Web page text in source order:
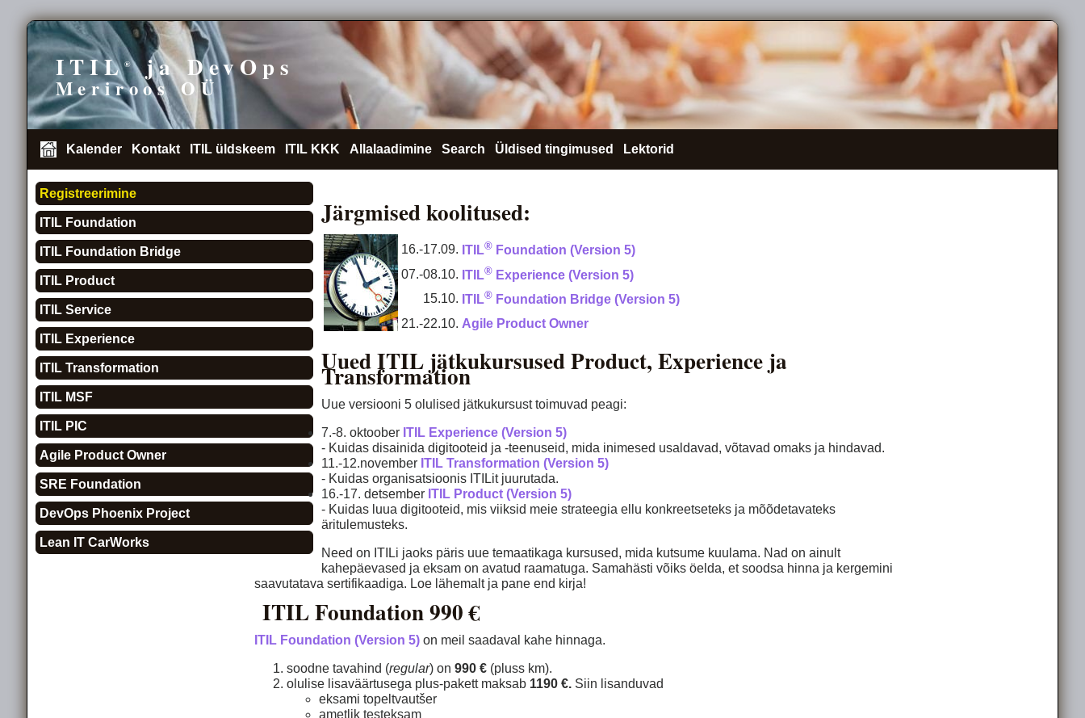
ITIL®ja DevOps
Meriroos OÜ
Kalender Kontakt ITIL üldskeem ITIL KKK Allalaadimine Search Üldised tingimused Lektorid
Registreerimine
ITIL Foundation
ITIL Foundation Bridge
ITIL Product
ITIL Service
ITIL Experience
ITIL Transformation
ITIL MSF
ITIL PIC
Agile Product Owner
SRE Foundation
DevOps Phoenix Project
Lean IT CarWorks
Järgmised koolitused:
16.-17.09. ITIL® Foundation (Version 5)
07.-08.10. ITIL® Experience (Version 5)
15.10. ITIL® Foundation Bridge (Version 5)
21.-22.10. Agile Product Owner
Uued ITIL jätkukursused Product, Experience ja
Transformation
Uue versiooni 5 olulised jätkukursust toimuvad peagi:
7.-8. oktoober ITIL Experience (Version 5)
- Kuidas disainida digitooteid ja -teenuseid, mida inimesed usaldavad, võtavad omaks ja hindavad.
11.-12.november ITIL Transformation (Version 5)
- Kuidas organisatsioonis ITILit juurutada.
16.-17. detsember ITIL Product (Version 5)
- Kuidas luua digitooteid, mis viiksid meie strateegia ellu konkreetseteks ja mõõdetavateks
äritulemusteks.
Need on ITILi jaoks päris uue temaatikaga kursused, mida kutsume kuulama. Nad on ainult
kahepäevased ja eksam on avatud raamatuga. Samahästi võiks öelda, et soodsa hinna ja kergemini
saavutatava sertifikaadiga. Loe lähemalt ja pane end kirja!
ITIL Foundation 990 €
ITIL Foundation (Version 5)on meil saadaval kahe hinnaga.
soodne tavahind (regular) on 990 €(pluss km).
olulise lisaväärtusega plus-pakett maksab 1190 €. Siin lisanduvad
eksami topeltvautšer
ametlik testeksam